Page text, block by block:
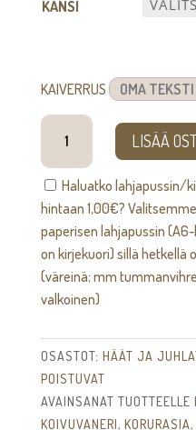
KANSI
KAIVERRUS
Somia
sormusrasia
[kaiverruksella]
määrä
LISÄÄ
Haluatko lahjapussin/
hintaan 1,00€?
paperisen lahjapussin
on kirjekuori) sillä hetkellä
(väreinä; mm
valkoinen)
OSASTOT: HÄÄT JA
POISTUVAT
AVAINSANAT TUOTTEELLE
KOIVUVANERI, KORURASIA,